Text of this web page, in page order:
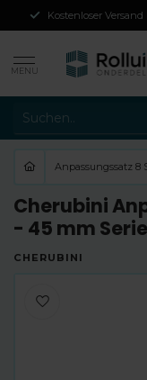
Kostenloser Versand
MENU
Anpassungssatz 8
Cherubini
- 45 mm Serie
CHERUBINI